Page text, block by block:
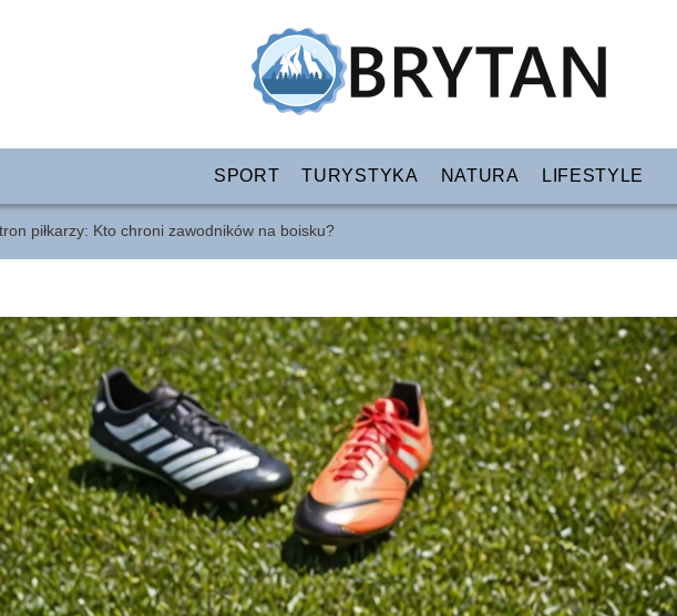
SPORT TURYSTYKA NATURA LIFESTYLE
piłkarzy: Kto chroni zawodników na boisku?